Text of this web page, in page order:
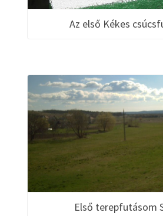
Az első Kékes
Első terepfutásom